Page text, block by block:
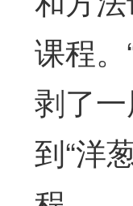
课程
剥了
到“洋